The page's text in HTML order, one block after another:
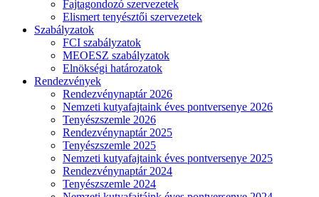
Fajtagondozó szervezetek
Elismert tenyésztői szervezetek
Szabályzatok
FCI szabályzatok
MEOESZ szabályzatok
Elnökségi határozatok
Rendezvények
Rendezvénynaptár 2026
Nemzeti kutyafajtaink éves pontversenye 2026
Tenyészszemle 2026
Rendezvénynaptár 2025
Tenyészszemle 2025
Nemzeti kutyafajtaink éves pontversenye 2025
Rendezvénynaptár 2024
Tenyészszemle 2024